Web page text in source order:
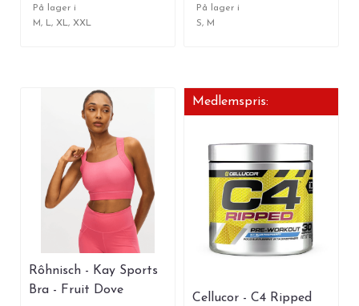
På lager i
M, L, XL, XXL
På lager i
S, M
Rôhnisch - Kay Sports
Bra - Fruit Dove
Medlemspris:
Cellucor - C4 Ripped